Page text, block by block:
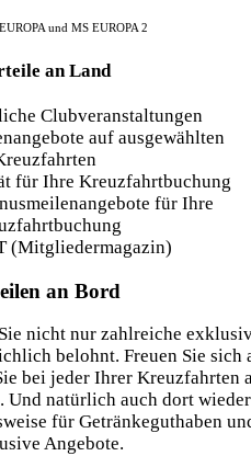
und MS EUROPA 2
an Land
Clubveranstaltungen
auf ausgewählten
für Ihre Kreuzfahrtbuchung
für Ihre
(Mitgliedermagazin)
an Bord
nicht nur zahlreiche
belohnt. Freuen Sie sich
bei jeder Ihrer Kreuzfahrten
Und natürlich auch dort wieder
für Getränkeguthaben
Angebote.